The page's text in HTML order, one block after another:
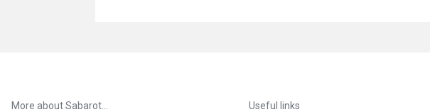
More about Sabarot… Useful links